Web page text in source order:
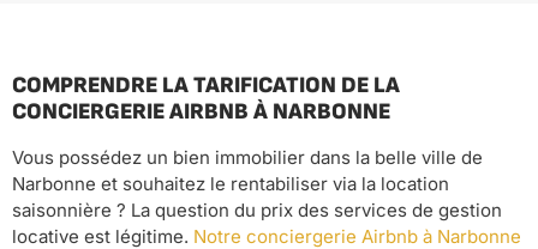
COMPRENDRE LA TARIFICATION DE LA
CONCIERGERIE AIRBNB À NARBONNE
Vous possédez un bien immobilier dans la belle ville de
Narbonne et souhaitez le rentabiliser via la location
saisonnière ? La question du prix des services de gestion
locative est légitime. Notre conciergerie Airbnb à Narbonne